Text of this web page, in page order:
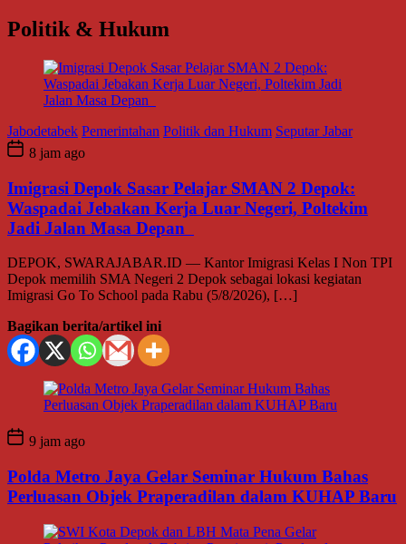
Politik & Hukum
Jabodetabek Pemerintahan Politik dan Hukum Seputar Jabar
8 jam ago
Imigrasi Depok Sasar Pelajar SMAN 2 Depok:
Waspadai Jebakan Kerja Luar Negeri, Poltekim
Jadi Jalan Masa Depan
DEPOK, SWARAJABAR.ID — Kantor Imigrasi Kelas I Non TPI
Depok memilih SMA Negeri 2 Depok sebagai lokasi kegiatan
Imigrasi Go To School pada Rabu (5/8/2026), […]
Bagikan berita/artikel ini
9 jam ago
Polda Metro Jaya Gelar Seminar Hukum Bahas
Perluasan Objek Praperadilan dalam KUHAP Baru